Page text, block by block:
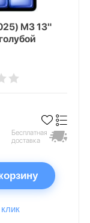
M3 13"
Бесплатная
доставка